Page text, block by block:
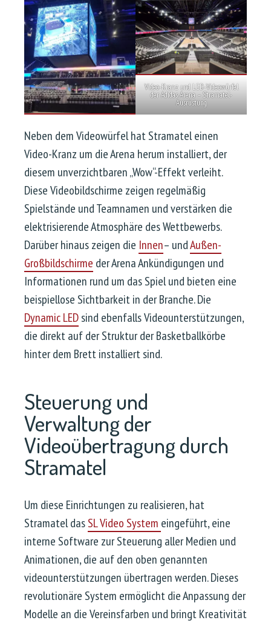
Video-Kranz und LED-Videowürfel
der Adidas Arena – Stramatel-
Ausrüstung
Neben dem Videowürfel hat Stramatel einen
Video-Kranz um die Arena herum installiert, der
diesem unverzichtbaren „Wow“-Effekt verleiht.
Diese Videobildschirme zeigen regelmäßig
Spielstände und Teamnamen und verstärken die
elektrisierende Atmosphäre des Wettbewerbs.
Darüber hinaus zeigen die Innen– undAußen-
Großbildschirme der Arena Ankündigungen und
Informationen rund um das Spiel und bieten eine
beispiellose Sichtbarkeit in der Branche. Die
Dynamic LEDsind ebenfalls Videounterstützungen,
die direkt auf der Struktur der Basketballkörbe
hinter dem Brett installiert sind.
Steuerung und
Verwaltung der
Videoübertragung durch
Stramatel
Um diese Einrichtungen zu realisieren, hat
Stramatel dasSL Video System eingeführt, eine
interne Software zur Steuerung aller Medien und
Animationen, die auf den oben genannten
videounterstützungen übertragen werden. Dieses
revolutionäre System ermöglicht die Anpassung der
Modelle an die Vereinsfarben und bringt Kreativität